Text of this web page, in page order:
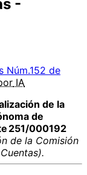
-
Núm.152 de
IA
de la
de
251/000192
de la Comisión